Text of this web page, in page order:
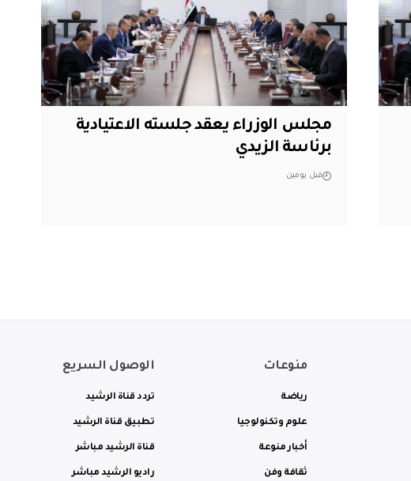
مجلس الوزراء يعقد جلسته الاعتيادية
برئاسة الزيدي
قبل يومين
منوعات
رياضة
علوم وتكنولوجيا
أخبار منوعة
ثقافة وفن
الوصول السريع
تردد قناة الرشيد
تطبيق قناة الرشيد
قناة الرشيد مباشر
راديو الرشيد مباشر